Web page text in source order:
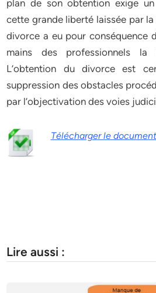
plan de son obtention exige
cette grande liberté laissée par
divorce a eu pour conséquence
mains des professionnels la
L’obtention du divorce est
suppression des obstacles
par l’objectivation des voies
Télécharger le
Lire aussi :